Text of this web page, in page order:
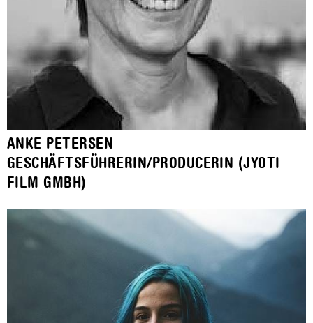
ANKE PETERSEN
GESCHÄFTSFÜHRERIN/PRODUCERIN (JYOTI
FILM GMBH)